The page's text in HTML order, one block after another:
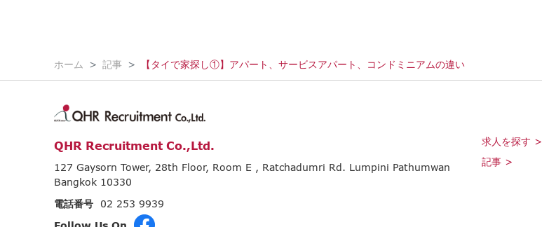
ホーム 記事 【タイで家探し①】アパート、サービスアパート、コンドミニアムの違い
QHR Recruitment Co.,Ltd.
127 Gaysorn Tower, 28th Floor, Room E , Ratchadumri Rd. Lumpini Pathumwan
Bangkok 10330
電話番号
02 253 9939
求人を探す >
記事 >